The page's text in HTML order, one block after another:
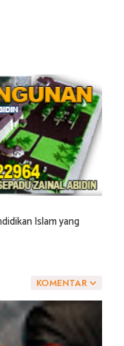
Islam yang
KOMENTAR